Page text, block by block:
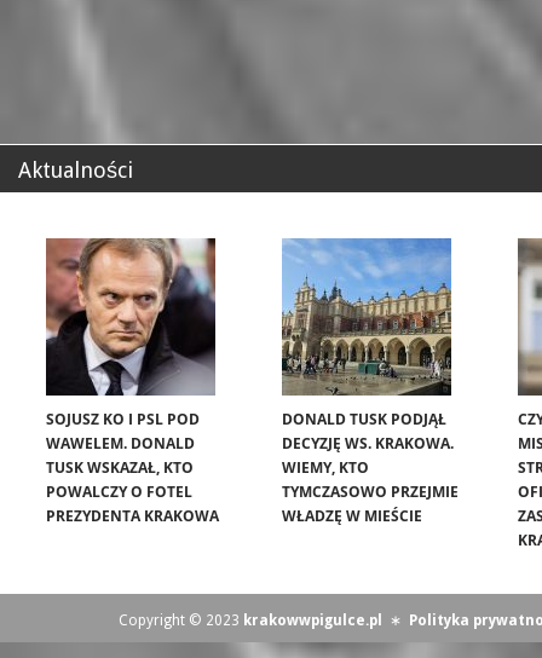
Aktualności
SOJUSZ KO I PSL POD
WAWELEM. DONALD
TUSK WSKAZAŁ, KTO
POWALCZY O FOTEL
PREZYDENTA KRAKOWA
DONALD TUSK PODJĄŁ
DECYZJĘ WS. KRAKOWA.
WIEMY, KTO
TYMCZASOWO PRZEJMIE
WŁADZĘ W MIEŚCIE
Copyright © 2023 krakowwpigulce.pl ∗ Polityka